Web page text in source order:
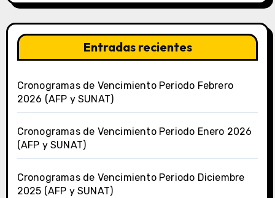
Entradas recientes
Cronogramas de Vencimiento Periodo Febrero
2026 (AFP y SUNAT)
Cronogramas de Vencimiento Periodo Enero 2026
(AFP y SUNAT)
Cronogramas de Vencimiento Periodo Diciembre
2025 (AFP y SUNAT)